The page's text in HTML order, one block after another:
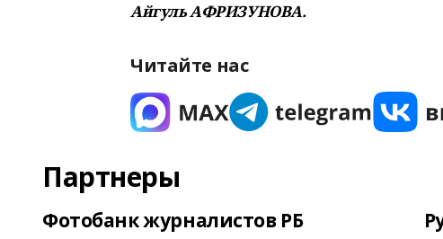
Айгуль АФРИЗУНОВА.
Читайте нас
Партнеры
Фотобанк журналистов РБ